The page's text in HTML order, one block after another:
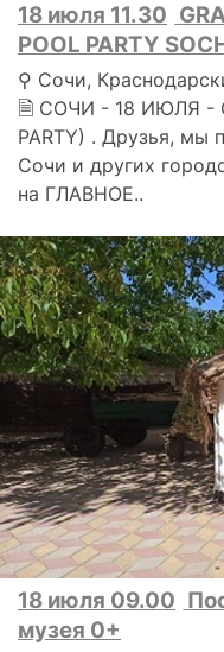
18 июля 11.30
POOL PARTY
⚲ Сочи,
🗎 СОЧИ - 18 ИЮЛЯ -
PARTY) . Друзья, мы
Сочи и других
на ГЛАВНОЕ..
18 июля 09.00
музея 0+